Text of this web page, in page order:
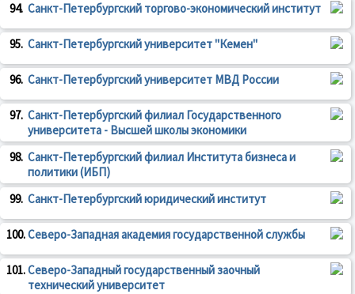
94. Санкт-Петербургский торгово-экономический институт
95. Санкт-Петербургский университет "Кемен"
96. Санкт-Петербургский университет МВД России
97. Санкт-Петербургский филиал Государственного
университета - Высшей школы экономики
98. Санкт-Петербургский филиал Института бизнеса и
политики (ИБП)
99. Санкт-Петербургский юридический институт
100.Северо-Западная академия государственной службы
101.Северо-Западный государственный заочный
технический университет